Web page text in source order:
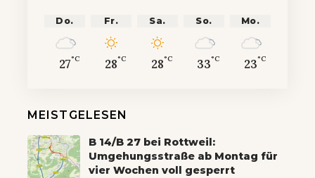
Do.
27°C
Fr.
28°C
Sa.
28°C
So.
33°C
Mo.
23°C
MEISTGELESEN
B 14/B 27 bei Rottweil:
Umgehungsstraße ab Montag für
vier Wochen voll gesperrt